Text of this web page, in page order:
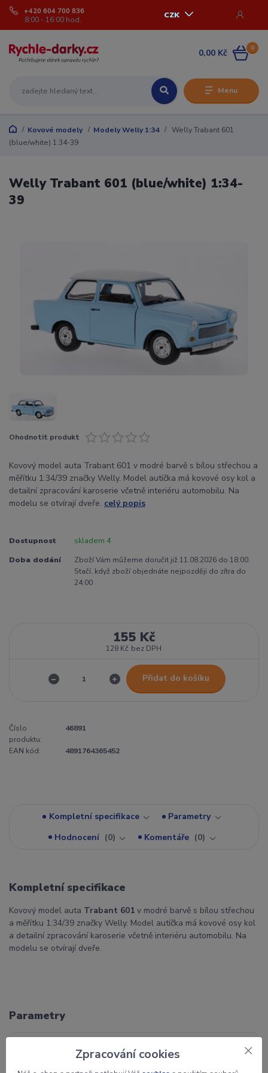
Menu
CZK
+420 604 700 836
8:00 - 16:00 hod.
0
0,00 Kč
Kovové modely Modely Welly 1:34
Welly Trabant 601
(blue/white) 1:34-39
Welly Trabant 601 (blue/white) 1:34-
39
Ohodnotit produkt
Kovový model auta Trabant 601 v modré barvě s bílou střechou a
měřítku 1:34/39 značky Welly. Model autíčka má kovové osy kol a
detailní zpracování karoserie včetně interiéru automobilu. Na
modelu se otvírají dveře. celý popis
Dostupnost skladem 4
Doba dodání
Zboží Vám můžeme doručit již 11.08.2026 do 18:00.
Stačí, když zboží objednáte nejpozději do zítra do
24:00
155 Kč
128 Kč bez DPH
Přidat do košíku
Číslo
produktu:
46891
EAN kód: 4891764365452
Kompletní specifikace
Parametry
Hodnocení
0 Komentáře 0
Kompletní specifikace
Kovový model auta Trabant 601 v modré barvě s bílou střechou
a měřítku 1:34/39 značky Welly. Model autíčka má kovové osy kol
a detailní zpracování karoserie včetně interiéru automobilu. Na
modelu se otvírají dveře.
Parametry
Zpracování cookies